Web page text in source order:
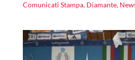
Comunicati Stampa, Diamante,